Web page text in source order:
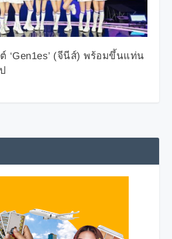
‘Gen1es’ (จีนีส์) พร้อมขึ้นแท่น